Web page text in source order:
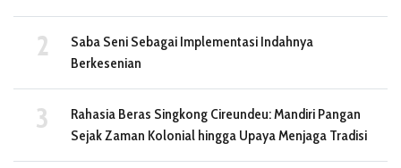
Saba Seni Sebagai Implementasi Indahnya
Berkesenian
Rahasia Beras Singkong Cireundeu: Mandiri Pangan
Sejak Zaman Kolonial hingga Upaya Menjaga Tradisi